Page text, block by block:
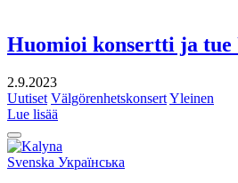
Huomioi konsertti ja tue
2.9.2023
Uutiset VälgörenhetskonsertYleinen
Lue lisää
Takaisin
ylös
Social
Svenska Українська